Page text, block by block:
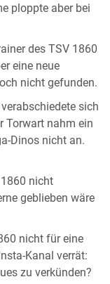
ploppte aber bei
des TSV 1860
eine neue
nicht gefunden.
sich
Torwart nahm ein
Dinos nicht an.
nicht
geblieben wäre
nicht für eine
Kanal verrät:
zu verkünden?